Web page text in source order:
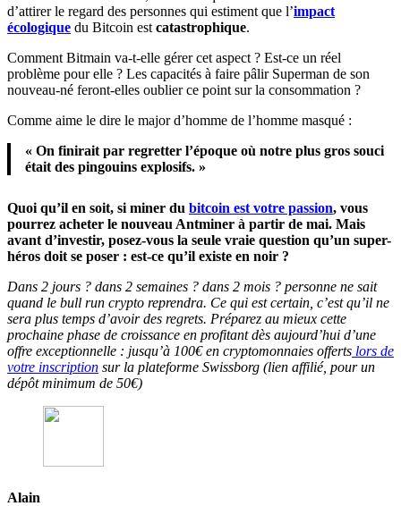
d’attirer le regard des personnes qui estiment que l’impact
écologique du Bitcoin estcatastrophique.
Comment Bitmain va-t-elle gérer cet aspect ? Est-ce un réel
problème pour elle ? Les capacités à faire pâlir Superman de son
nouveau-né feront-elles oublier ce point sur la consommation ?
Comme aime le dire le major d’homme de l’homme masqué :
« On finirait par regretter l’époque où notre plus gros souci
était des pingouins explosifs. »
Quoi qu’il en soit, si miner du bitcoin est votre passion, vous
pourrez acheter le nouveau Antminer à partir de mai. Mais
avant d’investir, posez-vous la seule vraie question qu’un super-
héros doit se poser : est-ce qu’il existe en noir ?
Dans 2 jours ? dans 2 semaines ? dans 2 mois ? personne ne sait
quand le bull run crypto reprendra. Ce qui est certain, c’est qu’il ne
sera plus temps d’avoir des regrets. Préparez au mieux cette
prochaine phase de croissance en profitant dès aujourd’hui d’une
offre exceptionnelle : jusqu’à 100€ en cryptomonnaies offerts lors de
votre inscription sur la plateforme Swissborg (lien affilié, pour un
dépôt minimum de 50€)
Alain